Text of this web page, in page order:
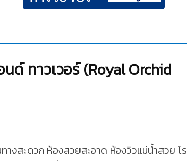
ด์ ทาวเวอร์ (Royal Orchid
างสะดวก ห้องสวยสะอาด ห้องวิวแม่น้ำสวย โร